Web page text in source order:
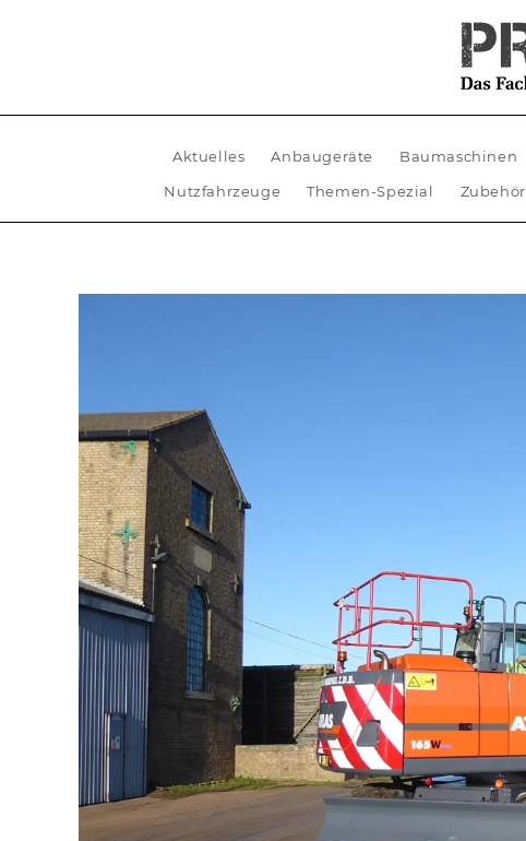
Aktuelles Anbaugeräte Baumaschinen
Nutzfahrzeuge
Themen-Spezial Zubehör